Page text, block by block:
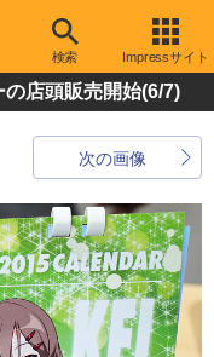
検索 Impressサイト
店頭販売開始(6/7)
次の画像